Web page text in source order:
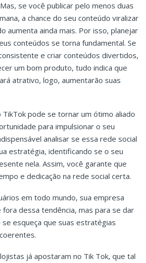
se você publicar pelo menos duas
a chance do seu conteúdo viralizar
aumenta ainda mais. Por isso, planejar
conteúdos se torna fundamental. Se
e criar conteúdos divertidos,
um bom produto, tudo indica que
atrativo, logo, aumentarão suas
TikTok pode se tornar um ótimo aliado
para impulsionar o seu
analisar se essa rede social
estratégia, identificando se o seu
nela. Assim, você garante que
e dedicação na rede social certa.
em todo mundo, sua empresa
dessa tendência, mas para se dar
se esqueça que suas estratégias
já apostaram no Tik Tok, que tal